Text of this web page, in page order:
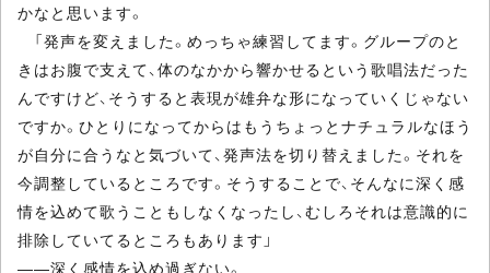
かなと思います。
「発声を変えました。めっちゃ練習してます。グループのと
きはお腹で支えて、体のなかから響かせるという歌唱法だった
んですけど、そうすると表現が雄弁な形になっていくじゃない
ですか。ひとりになってからはもうちょっとナチュラルなほう
が自分に合うなと気づいて、発声法を切り替えました。それを
今調整しているところです。そうすることで、そんなに深く感
情を込めて歌うこともしなくなったし、むしろそれは意識的に
排除していてるところもあります」
――深く感情を込め過ぎない。